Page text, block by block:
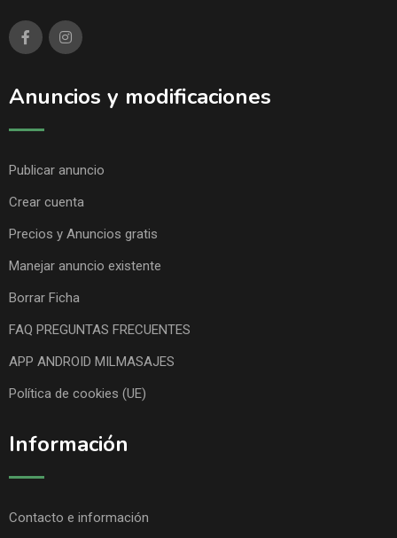
Anuncios y modificaciones
Publicar anuncio
Crear cuenta
Precios y Anuncios gratis
Manejar anuncio existente
Borrar Ficha
FAQ PREGUNTAS FRECUENTES
APP ANDROID MILMASAJES
Política de cookies (UE)
Información
Contacto e información